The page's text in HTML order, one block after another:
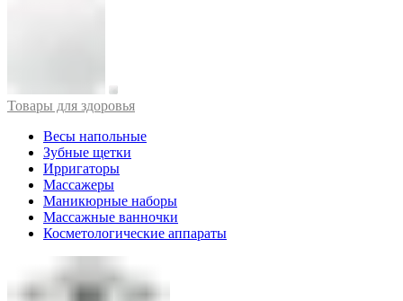
Товары для здоровья
Весы напольные
Зубные щетки
Ирригаторы
Массажеры
Маникюрные наборы
Массажные ванночки
Косметологические аппараты